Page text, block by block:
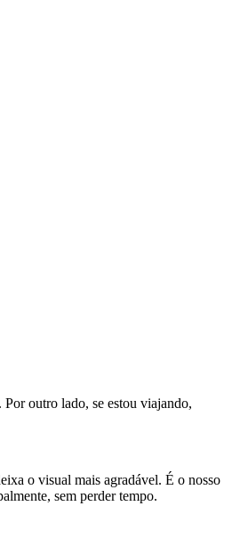
outro lado, se estou viajando,
o visual mais agradável. É o nosso
sem perder tempo.